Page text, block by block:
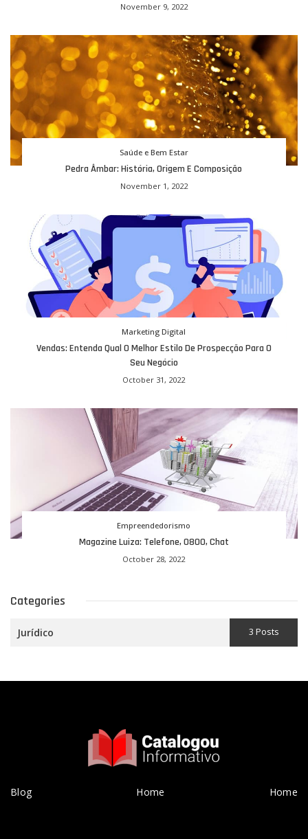
November 9, 2022
Saúde e Bem Estar
Pedra Âmbar: História, Origem E Composição
November 1, 2022
Marketing Digital
Vendas: Entenda Qual O Melhor Estilo De Prospecção Para O
Seu Negócio
October 31, 2022
Empreendedorismo
Magazine Luiza: Telefone, 0800, Chat
October 28, 2022
Categories
Jurídico 3 Posts
Blog Home Home